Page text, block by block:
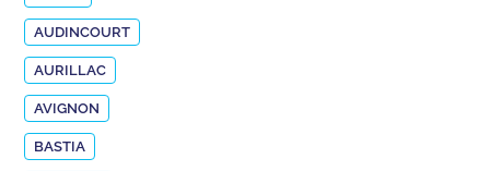
AUDINCOURT
AURILLAC
AVIGNON
BASTIA